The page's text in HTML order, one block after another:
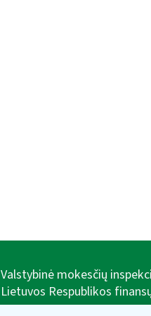
Valstybinė mokesčių
Lietuvos Respublikos